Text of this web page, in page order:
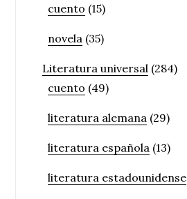
cuento (15)
novela (35)
Literatura universal (284)
cuento (49)
literatura alemana (29)
literatura española (13)
literatura estadounidense